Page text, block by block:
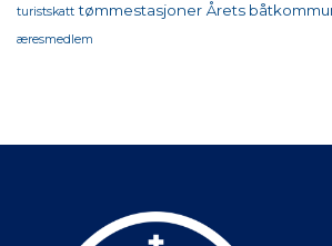
turistskatt tømmestasjoner Årets
æresmedlem